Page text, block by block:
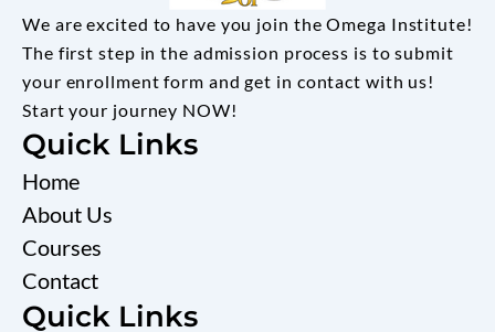
We are excited to have you join the Omega Institute!
The first step in the admission process is to submit
your enrollment form and get in contact with us!
Start your journey NOW!
Quick Links
Home
About Us
Courses
Contact
Quick Links